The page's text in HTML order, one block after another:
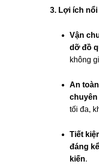
3. Lợi ích
Vận
dỡ đồ
không
An
tối đa,
Tiết
đáng
kiến.